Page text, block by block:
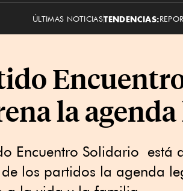
ÚLTIMAS NOTICIASTENDENCIAS:
la
Encuentro Solidario está
de los partidos la agenda